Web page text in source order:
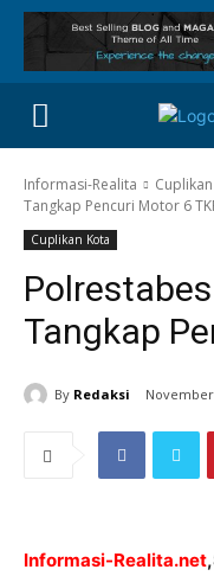
Informasi-Realita
Tangkap Pencuri Motor 6
Cuplikan Kota
Tangkap
By Redaksi November
Informasi-Realita.net